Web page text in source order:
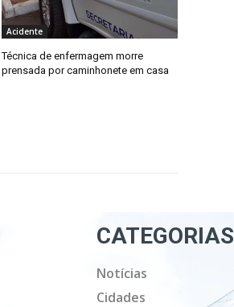
Acidente
Técnica de enfermagem morre
prensada por caminhonete em casa
CATEGORIAS
Notícias
Cidades